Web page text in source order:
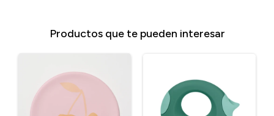
Productos que te pueden interesar